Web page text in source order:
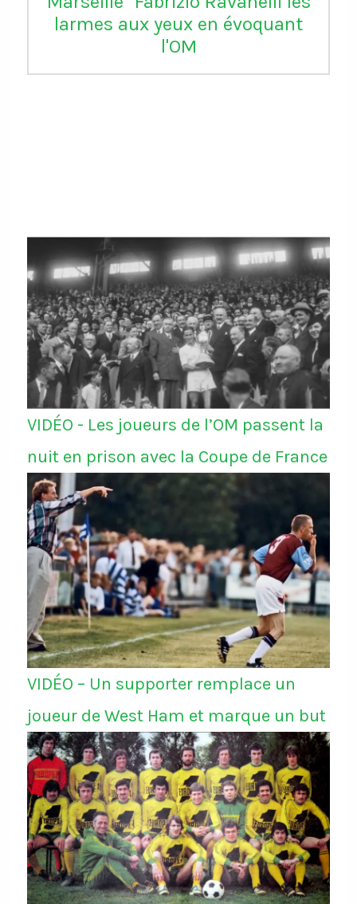
larmes aux yeux en évoquant
l'OM
VIDÉO - Les joueurs de l’OM passent la
nuit en prison avec la Coupe de France
VIDÉO – Un supporter remplace un
joueur de West Ham et marque un but